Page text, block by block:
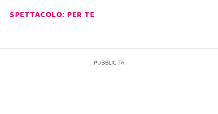
SPETTACOLO: PER TE
PUBBLICITÀ